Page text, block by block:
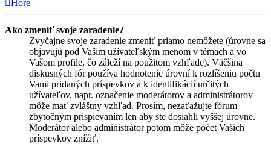
Hore
Ako zmeniť svoje zaradenie?
Zvyčajne svoje zaradenie zmeniť priamo nemôžete (úrovne sa
objavujú pod Vašim užívateľským menom v témach a vo
Vašom profile, čo záleží na použitom vzhľade). Väčšina
diskusných fór používa hodnotenie úrovní k rozlíšeniu počtu
Vami pridaných príspevkov a k identifikácií určitých
užívateľov, napr. označenie moderátorov a administrátorov
môže mať zvláštny vzhľad. Prosím, nezaťažujte fórum
zbytočným prispievaním len aby ste dosiahli vyššej úrovne.
Moderátor alebo administrátor potom môže počet Vašich
príspevkov znížiť.